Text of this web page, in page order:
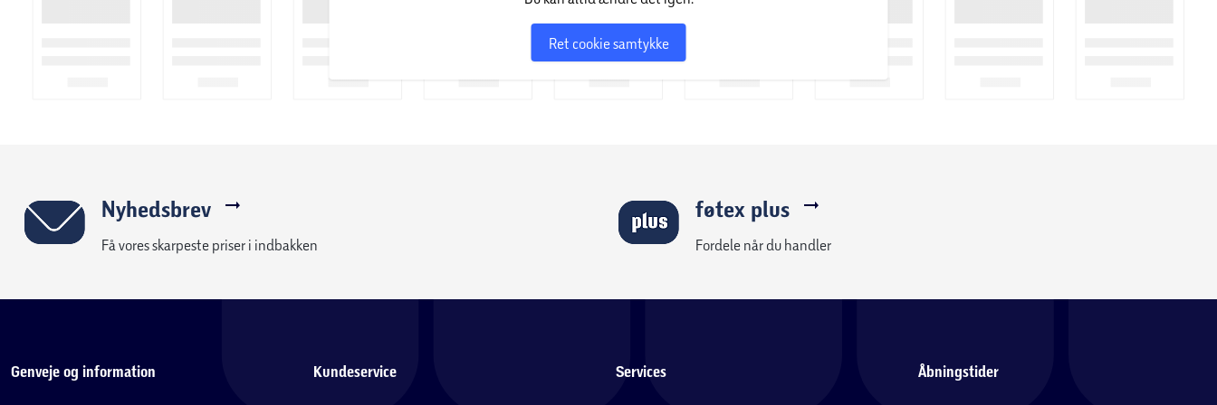
Ret cookie samtykke
Nyhedsbrev
Få vores skarpeste priser i indbakken
føtex plus
Fordele når du handler
Genveje og information Kundeservice Services Åbningstider